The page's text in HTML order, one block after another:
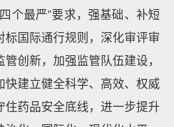
个最严”要求，强基础、补短
国际通行规则，深化审评审
创新，加强监管队伍建设，
建立健全科学、高效、权威
药品安全底线，进一步提升